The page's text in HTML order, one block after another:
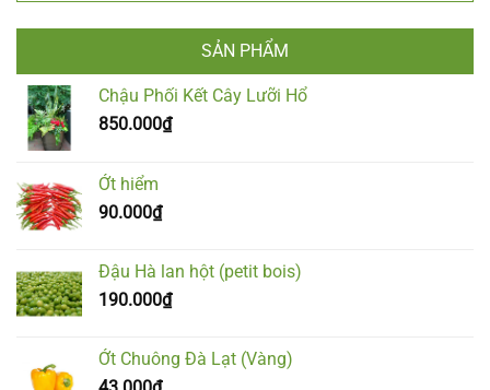
SẢN PHẨM
Chậu Phối Kết Cây Lưỡi Hổ
850.000₫
Ớt hiểm
90.000₫
Đậu Hà lan hột (petit bois)
190.000₫
Ớt Chuông Đà Lạt (Vàng)